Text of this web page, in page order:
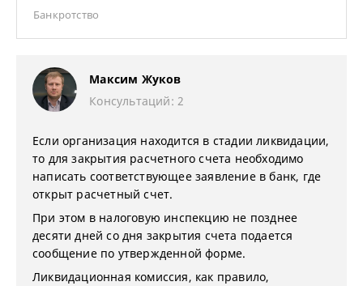
Банкротство
Максим Жуков
Консультаций: 2
Если организация находится в стадии ликвидации,
то для закрытия расчетного счета необходимо
написать соответствующее заявление в банк, где
открыт расчетный счет.
При этом в налоговую инспекцию не позднее
десяти дней со дня закрытия счета подается
сообщение по утвержденной форме.
Ликвидационная комиссия, как правило,